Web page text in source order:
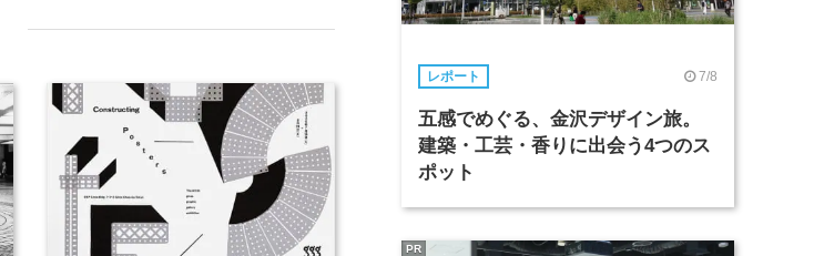
レポート 7/8
五感でめぐる、金沢デザイン旅。
建築・工芸・香りに出会う4つのス
ポット
PR